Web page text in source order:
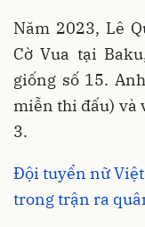
Năm 2023, Lê
Cờ Vua tại
giống số 15.
miễn thi đấu) và
3.
Đội tuyển nữ
trong trận ra